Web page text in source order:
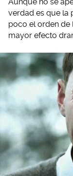
Aunque no se
verdad es que la
poco el orden de
mayor efecto